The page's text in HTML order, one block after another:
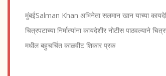
मुंबईSalman Khan अभिनेता सलमान खान याच्या
चित्रपटाच्या निर्मात्यांना कायदेशीर नोटीस पाठवल्याने
मधील बहुचर्चित काळवीट शिकार प्रक